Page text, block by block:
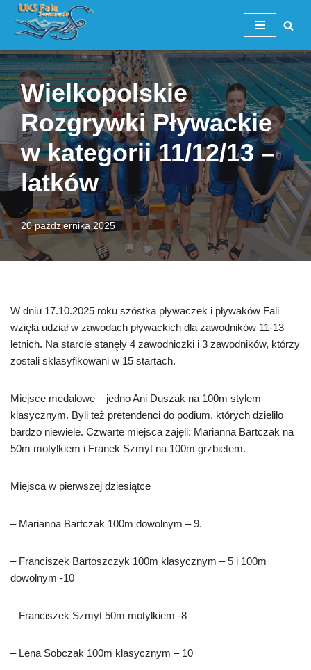
Przejdź
do
treści
Wielkopolskie
Rozgrywki Pływackie
w kategorii 11/12/13 –
latków
20 października 2025
W dniu 17.10.2025 roku szóstka pływaczek i pływaków Fali
wzięła udział w zawodach pływackich dla zawodników 11-13
letnich. Na starcie stanęły 4 zawodniczki i 3 zawodników, którzy
zostali sklasyfikowani w 15 startach.
Miejsce medalowe – jedno Ani Duszak na 100m stylem
klasycznym. Byli też pretendenci do podium, których dzieliło
bardzo niewiele. Czwarte miejsca zajęli: Marianna Bartczak na
50m motylkiem i Franek Szmyt na 100m grzbietem.
Miejsca w pierwszej dziesiątce
– Marianna Bartczak 100m dowolnym – 9.
– Franciszek Bartoszczyk 100m klasycznym – 5 i 100m
dowolnym -10
– Franciszek Szmyt 50m motylkiem -8
– Lena Sobczak 100m klasycznym – 10